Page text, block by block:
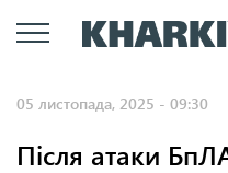
05 листопада, 2025 - 09:30
Після атаки